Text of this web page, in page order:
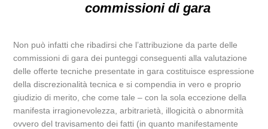
commissioni di gara
Non può infatti che ribadirsi che l’attribuzione da parte delle
commissioni di gara dei punteggi conseguenti alla valutazione
delle offerte tecniche presentate in gara costituisce espressione
della discrezionalità tecnica e si compendia in vero e proprio
giudizio di merito, che come tale – con la sola eccezione della
manifesta irragionevolezza, arbitrarietà, illogicità o abnormità
ovvero del travisamento dei fatti (in quanto manifestamente